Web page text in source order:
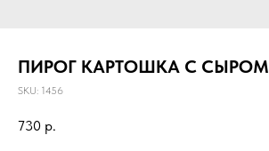
ПИРОГ КАРТОШКА С СЫРОМ
SKU: 1456
730 р.